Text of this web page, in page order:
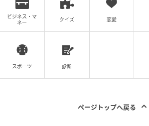
ビジネス・マ
ネー
クイズ 恋愛
スポーツ 診断
ページトップへ戻る